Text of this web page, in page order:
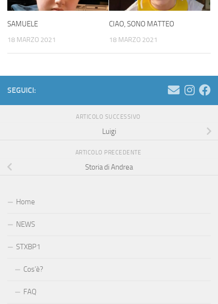
SAMUELE
18 MARZO 2021
CIAO, SONO MATTEO
18 MARZO 2021
SEGUICI:
ARTICOLO SUCCESSIVO
Luigi
ARTICOLO PRECEDENTE
Storia di Andrea
Home
NEWS
STXBP1
Cos’è?
FAQ